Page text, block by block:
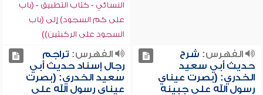
النسائي - كتاب التطبيق - (باب
على كم السجود) إلى (باب
السجود على الركبتين))
الفهرس: شرح
حديث أبي سعيد
الخدري: (بصرت عيناي
رسول الله على جبينه
الفهرس: تراجم
رجال إسناد حديث أبي
سعيد الخدري: (بصرت
عيناي رسول الله على